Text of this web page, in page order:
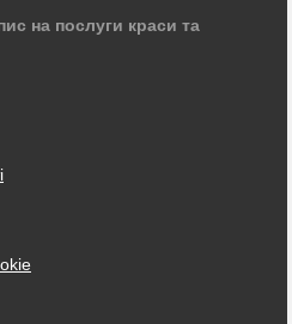
на послуги краси та